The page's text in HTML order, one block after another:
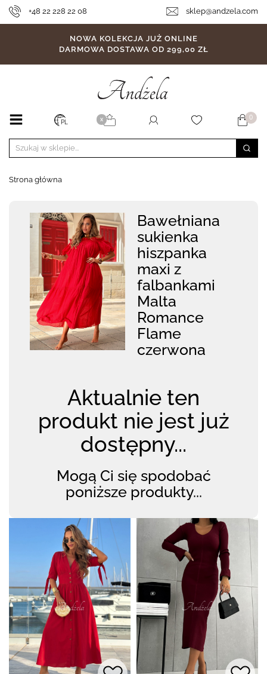
+48 22 228 22 08 sklep@andzela.com
NOWA KOLEKCJA JUŻ ONLINE
DARMOWA DOSTAWA OD 299,00 ZŁ
PL X 0
Strona główna
Bawełniana
sukienka
hiszpanka
maxi z
falbankami
Malta
Romance
Flame
czerwona
Aktualnie ten
produkt nie jest już
dostępny...
Mogą Ci się spodobać
poniższe produkty...